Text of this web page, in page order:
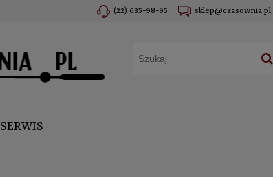
(22) 635-98-95 sklep@czasownia.pl
SERWIS